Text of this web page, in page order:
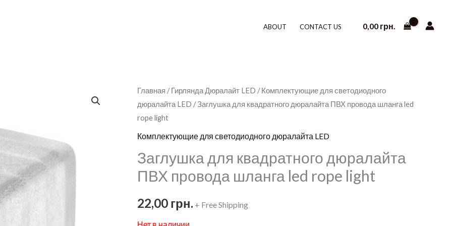
ABOUT CONTACT US 0,00 грн.
Главная /Гирлянда Дюралайт LED /Комплектующие для светодиодного
дюралайта LED / Заглушка для квадратного дюралайта ПВХ провода шланга led
rope light
Комплектующие для светодиодного дюралайта LED
Заглушка для квадратного дюралайта
ПВХ провода шланга led rope light
22,00 грн. + Free Shipping
Нет в наличии